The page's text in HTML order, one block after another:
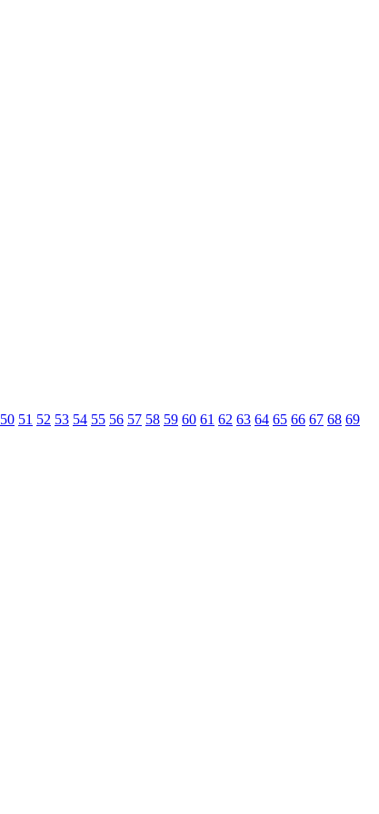
50 51 52 53 54 55 56 57 58 59 60 61 62 63 64 65 66 67 68 69